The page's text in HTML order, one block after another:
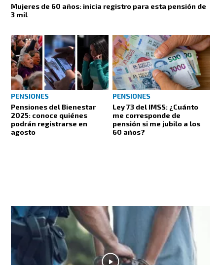
Mujeres de 60 años: inicia registro para esta pensión de
3 mil
PENSIONES
Pensiones del Bienestar
2025: conoce quiénes
podrán registrarse en
agosto
PENSIONES
Ley 73 del IMSS: ¿Cuánto
me corresponde de
pensión si me jubilo a los
60 años?